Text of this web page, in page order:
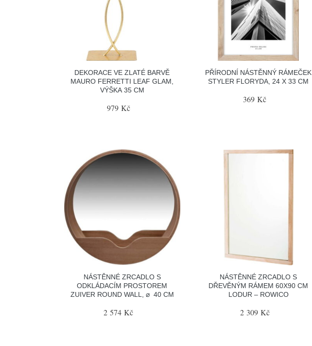
DEKORACE VE ZLATÉ BARVĚ
MAURO FERRETTI LEAF GLAM,
VÝŠKA 35 CM
979 Kč
PŘÍRODNÍ NÁSTĚNNÝ RÁMEČEK
STYLER FLORYDA, 24 X 33 CM
369 Kč
NÁSTĚNNÉ ZRCADLO S
ODKLÁDACÍM PROSTOREM
ZUIVER ROUND WALL, ⌀ 40 CM
2 574 Kč
NÁSTĚNNÉ ZRCADLO S
DŘEVĚNÝM RÁMEM 60X90 CM
LODUR – ROWICO
2 309 Kč